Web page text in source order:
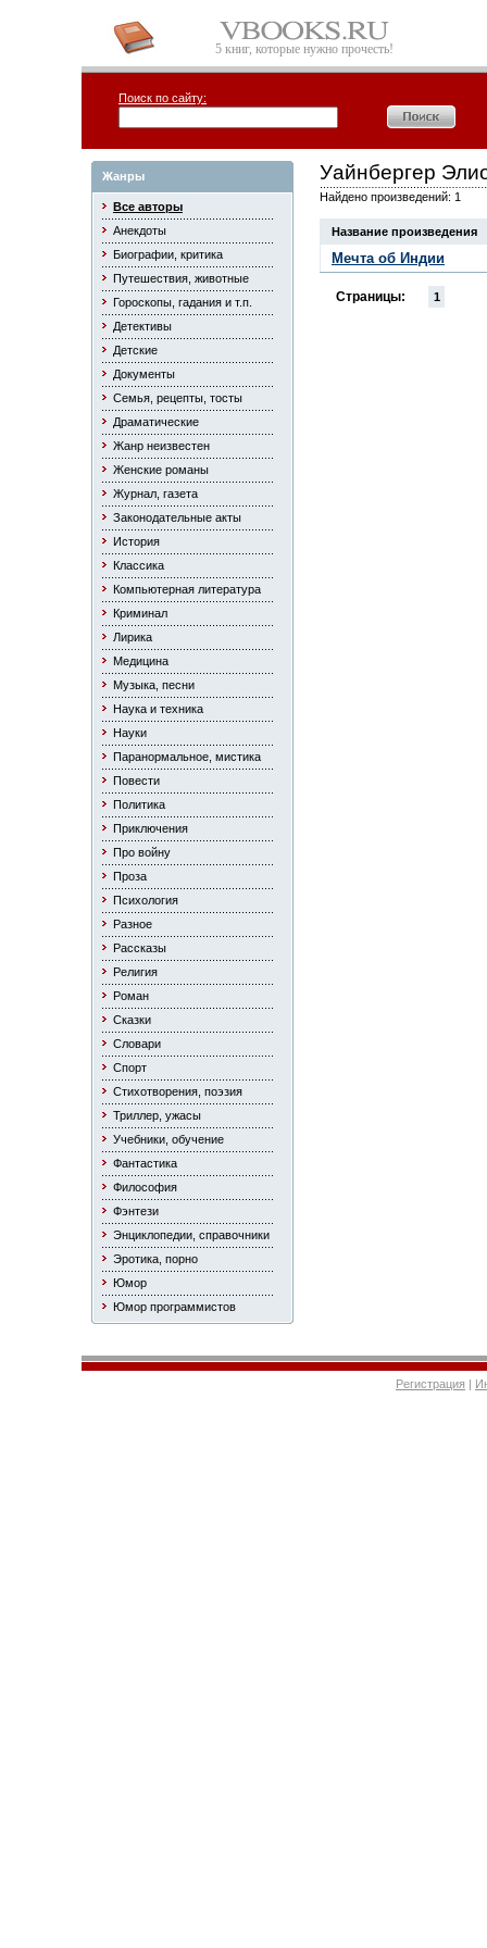
5 книг, которые нужно прочесть!
Поиск по сайту:
Жанры
Все авторы
Анекдоты
Биографии, критика
Путешествия, животные
Гороскопы, гадания и т.п.
Детективы
Детские
Документы
Семья, рецепты, тосты
Драматические
Жанр неизвестен
Женские романы
Журнал, газета
Законодательные акты
История
Классика
Компьютерная литература
Криминал
Лирика
Медицина
Музыка, песни
Наука и техника
Науки
Паранормальное, мистика
Повести
Политика
Приключения
Про войну
Проза
Психология
Разное
Рассказы
Религия
Роман
Сказки
Словари
Спорт
Стихотворения, поэзия
Триллер, ужасы
Учебники, обучение
Фантастика
Философия
Фэнтези
Энциклопедии, справочники
Эротика, порно
Юмор
Юмор программистов
Уайнбергер
Найдено произведений: 1
Название произведения
Мечта об Индии
Страницы: 1
Регистрация |